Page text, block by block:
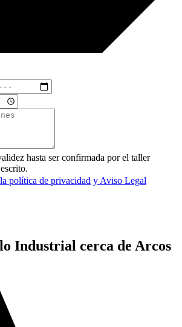
hasta ser confirmada por el taller
política de privacidad y Aviso Legal
Industrial cerca de Arcos